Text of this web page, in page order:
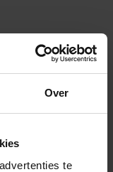
Over
te